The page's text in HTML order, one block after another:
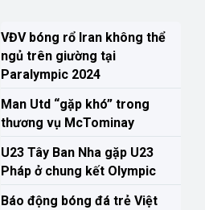
VĐV bóng rổ Iran không thể
ngủ trên giường tại
Paralympic 2024
Man Utd “gặp khó” trong
thương vụ McTominay
U23 Tây Ban Nha gặp U23
Pháp ở chung kết Olympic
Báo động bóng đá trẻ Việt